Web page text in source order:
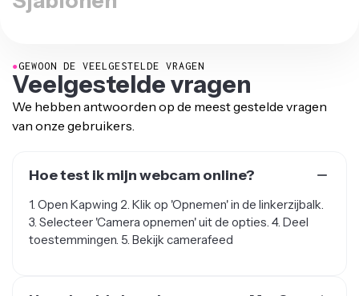
Veelgestelde vragen
We hebben antwoorden op de meest gestelde vragen
van onze gebruikers.
3. Selecteer 'Camera opnemen' uit de opties. 4. Deel
toestemmingen. 5. Bekijk camerafeed